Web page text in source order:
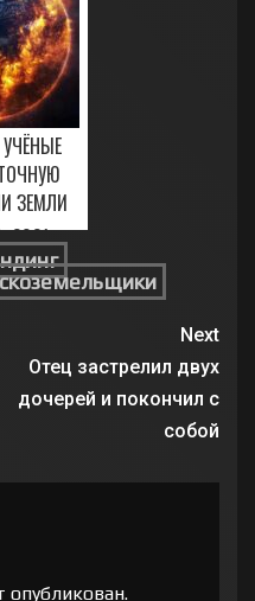
ЗЕМЛИ
2021
Next
Отец застрелил двух
дочерей и покончил с
собой
опубликован.